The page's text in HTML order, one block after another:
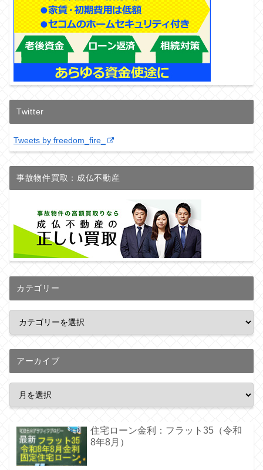
Twitter
Tweets by freedom_fire_
事故物件買取：成仏不動産
カテゴリー
アーカイブ
住宅ローン金利：フラット35（令和
8年8月）